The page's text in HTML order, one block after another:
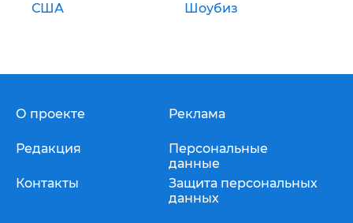
США Шоубиз
О проекте
Редакция
Контакты
Реклама
Персональные
данные
Защита персональных
данных